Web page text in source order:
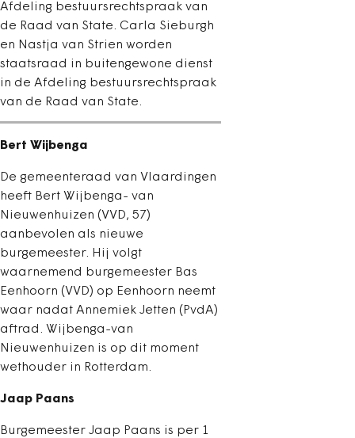
Afdeling bestuursrechtspraak van
de Raad van State. Carla Sieburgh
en Nastja van Strien worden
staatsraad in buitengewone dienst
in de Afdeling bestuursrechtspraak
van de Raad van State.
Bert Wijbenga
De gemeenteraad van Vlaardingen
heeft Bert Wijbenga- van
Nieuwenhuizen (VVD, 57)
aanbevolen als nieuwe
burgemeester. Hij volgt
waarnemend burgemeester Bas
Eenhoorn (VVD) op Eenhoorn neemt
waar nadat Annemiek Jetten (PvdA)
aftrad. Wijbenga-van
Nieuwenhuizen is op dit moment
wethouder in Rotterdam.
Jaap Paans
Burgemeester Jaap Paans is per 1